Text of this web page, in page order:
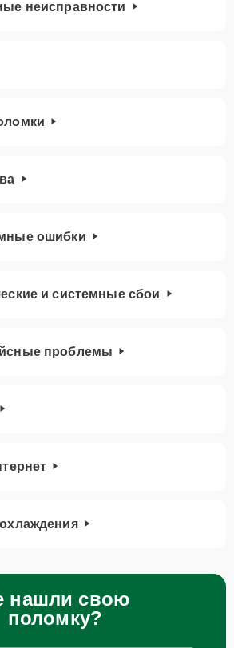
неисправности
ошибки
и системные сбои
проблемы
нашли свою
поломку?